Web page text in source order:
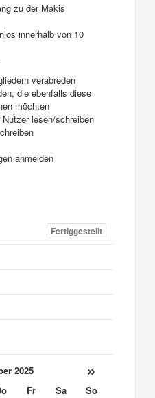
zu der Makis
innerhalb von 10
verabreden
die ebenfalls diese
möchten
lesen/schreiben
anmelden
Fertiggestellt
2025 »
Fr Sa
So